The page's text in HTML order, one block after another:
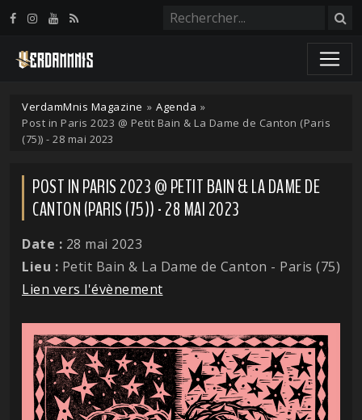
VerdamMnis Magazine » Agenda »
Post in Paris 2023 @ Petit Bain & La Dame de Canton (Paris
(75)) - 28 mai 2023
POST IN PARIS 2023 @ PETIT BAIN & LA DAME DE
CANTON (PARIS (75)) - 28 MAI 2023
Date : 28 mai 2023
Lieu : Petit Bain & La Dame de Canton - Paris (75)
Lien vers l'évènement
Panneau de gestion des cookies